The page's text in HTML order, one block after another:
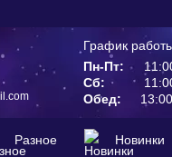
График
Пн-Пт:
Сб:
Обед:
Разное Новинки